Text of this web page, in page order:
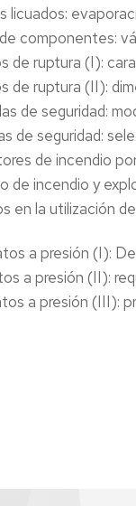
licuados:
componentes:
de ruptura (I):
de ruptura (II):
de seguridad:
de seguridad:
de incendio
de incendio y
en la utilización
a presión (I):
a presión (II):
a presión (III):